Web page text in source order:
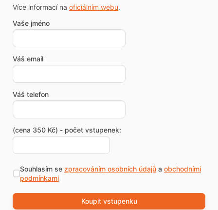
Více informací na oficiálním webu.
Vaše jméno
Váš email
Váš telefon
(cena 350 Kč) - počet vstupenek:
Souhlasím se zpracováním osobních údajůa obchodními
podmínkami
Koupit vstupenku